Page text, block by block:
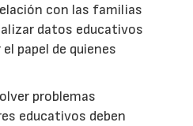
con las familias
datos educativos
papel de quienes
problemas
educativos deben